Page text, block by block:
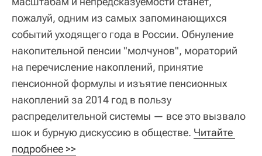
пожалуй, одним из самых запоминающихся
событий уходящего года в России. Обнуление
накопительной пенсии "молчунов", мораторий
на перечисление накоплений, принятие
пенсионной формулы и изъятие пенсионных
накоплений за 2014 год в пользу
распределительной системы — все это вызвало
шок и бурную дискуссию в обществе. Читайте
подробнее >>